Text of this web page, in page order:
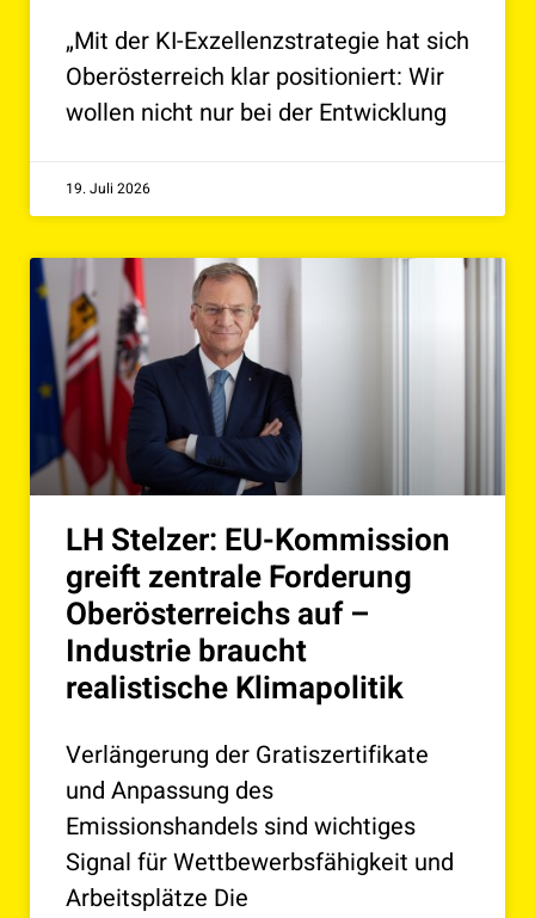
„Mit der KI-Exzellenzstrategie hat sich
Oberösterreich klar positioniert: Wir
wollen nicht nur bei der Entwicklung
19. Juli 2026
LH Stelzer: EU-Kommission
greift zentrale Forderung
Oberösterreichs auf –
Industrie braucht
realistische Klimapolitik
Verlängerung der Gratiszertifikate
und Anpassung des
Emissionshandels sind wichtiges
Signal für Wettbewerbsfähigkeit und
Arbeitsplätze Die